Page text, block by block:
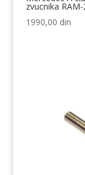
zvucnika
1990,00 din